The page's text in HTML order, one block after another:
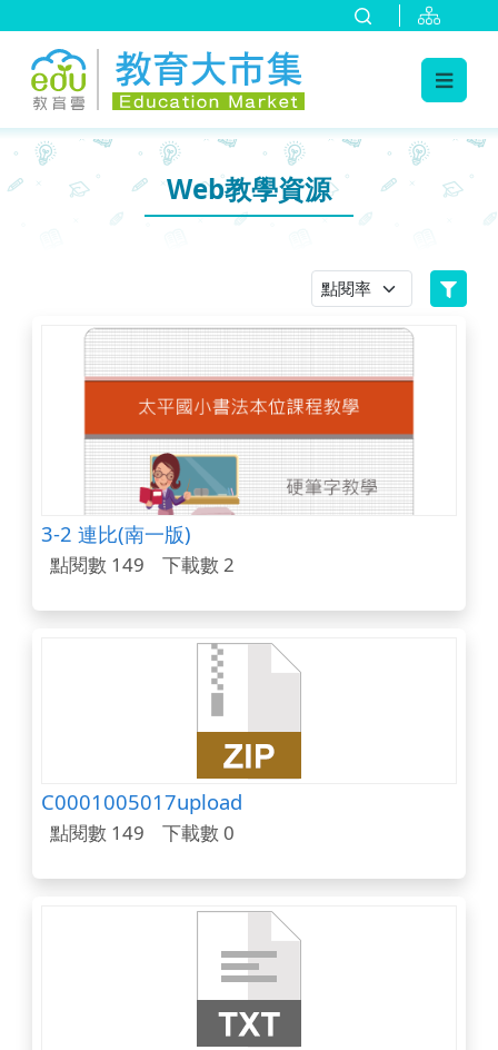
::: Web教學資源
3-2 連比(南一版)
點閱數 149 下載數 2
C0001005017upload
點閱數 149 下載數 0